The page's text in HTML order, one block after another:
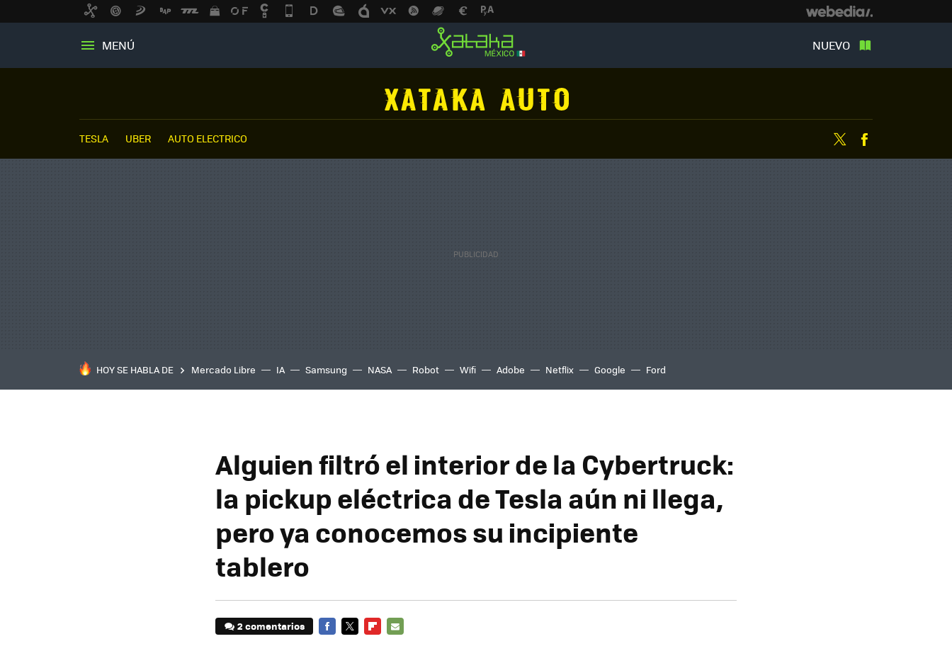
MENÚ NUEVO
TESLA UBER AUTO ELECTRICO Twitter
HOY SE HABLA DE Mercado Libre IA Samsung NASA Robot Wifi Adobe Netflix Google Ford
Alguien filtró el interior de la Cybertruck:
la pickup eléctrica de Tesla aún ni llega,
pero ya conocemos su incipiente
tablero
2 comentarios